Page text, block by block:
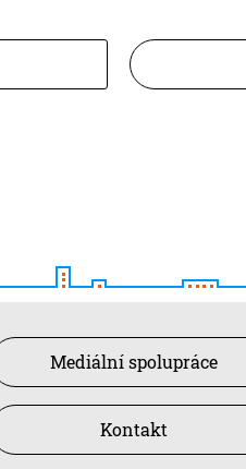
Mediální spolupráce
Kontakt